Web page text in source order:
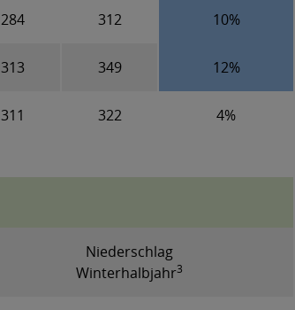
284 312 10%
313 349 12%
311 322 4%
Niederschlag
Winterhalbjahr3